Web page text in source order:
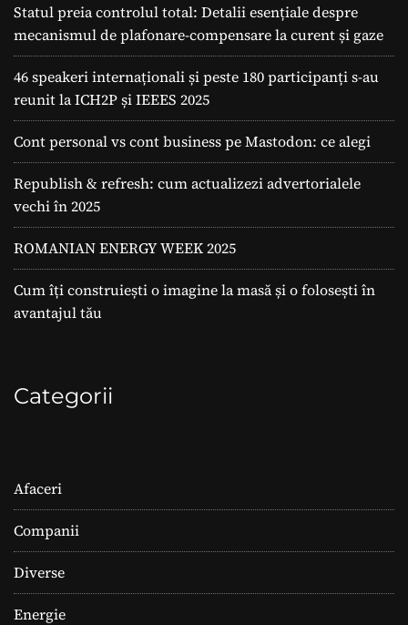
Statul preia controlul total: Detalii esențiale despre
mecanismul de plafonare-compensare la curent și gaze
46 speakeri internaționali și peste 180 participanți s-au
reunit la ICH2P și IEEES 2025
Cont personal vs cont business pe Mastodon: ce alegi
Republish & refresh: cum actualizezi advertorialele
vechi în 2025
ROMANIAN ENERGY WEEK 2025
Cum îți construiești o imagine la masă și o folosești în
avantajul tău
Categorii
Afaceri
Companii
Diverse
Energie